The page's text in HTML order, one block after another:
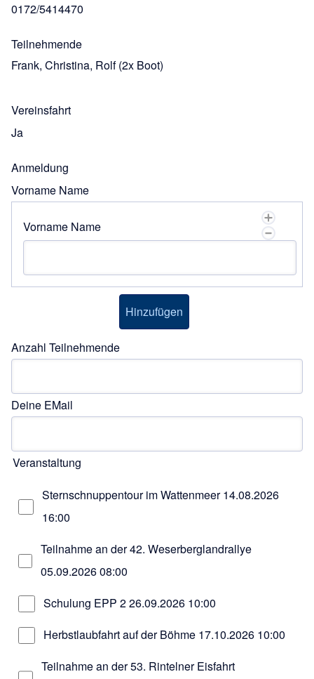
0172/5414470
Teilnehmende
Frank, Christina, Rolf(2x Boot)
Vereinsfahrt
Ja
Anmeldung
Vorname Name
Vorname Name
Anzahl Teilnehmende
Deine EMail
Veranstaltung
Sternschnuppentour im Wattenmeer 14.08.2026
16:00
Teilnahme an der 42. Weserberglandrallye
05.09.2026 08:00
Schulung EPP 226.09.2026 10:00
Herbstlaubfahrt auf der Böhme 17.10.2026 10:00
Teilnahme an der 53. Rintelner Eisfahrt